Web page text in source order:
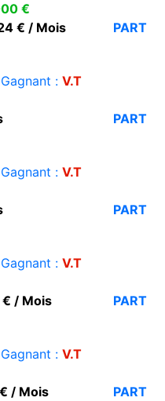
€
€ / Mois
PART
Gagnant : V.T
PART
Gagnant : V.T
PART
Gagnant : V.T
/ Mois
PART
Gagnant : V.T
/ Mois
PART